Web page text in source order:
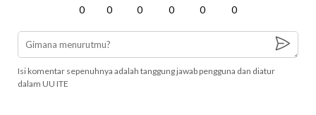
0 0 0 0 0 0
Isi komentar sepenuhnya adalah tanggung jawab pengguna dan diatur
dalam UU ITE